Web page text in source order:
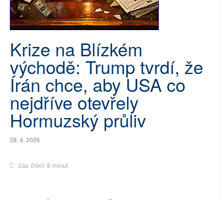
PLNÁ VERZE STRÁNEK
Krize na Blízkém
východě: Trump tvrdí, že
Írán chce, aby USA co
nejdříve otevřely
Hormuzský průliv
28. 4. 2026
čas čtení 8 minut